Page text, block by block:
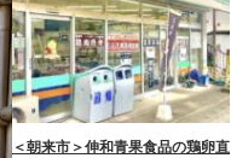
＜朝来市＞伸和青果食品の鶏卵直